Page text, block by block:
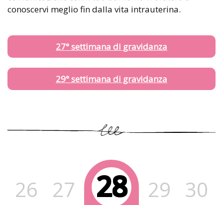
conoscervi meglio fin dalla vita intrauterina.
27° settimana di gravidanza
29° settimana di gravidanza
26 27 28 29 30